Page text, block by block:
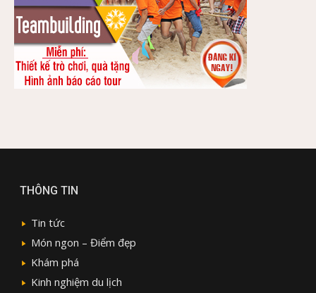
THÔNG TIN
Tin tức
Món ngon – Điểm đẹp
Khám phá
Kinh nghiệm du lịch